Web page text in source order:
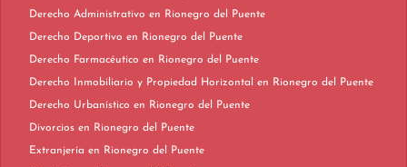
Derecho Administrativo en Rionegro del Puente
Derecho Deportivo en Rionegro del Puente
Derecho Farmacéutico en Rionegro del Puente
Derecho Inmobiliario y Propiedad Horizontal en Rionegro del Puente
Derecho Urbanístico en Rionegro del Puente
Divorcios en Rionegro del Puente
Extranjería en Rionegro del Puente